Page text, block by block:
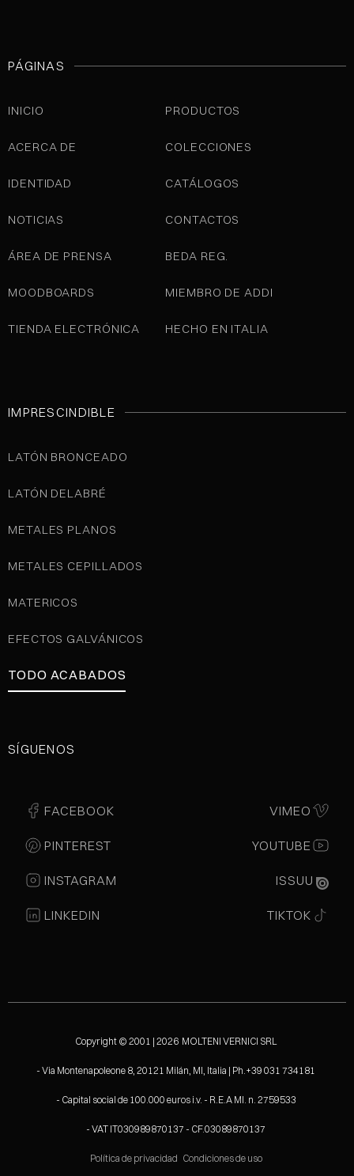
PÁGINAS
INICIO
ACERCA DE
IDENTIDAD
NOTICIAS
ÁREA DE PRENSA
MOODBOARDS
TIENDA ELECTRÓNICA
PRODUCTOS
COLECCIONES
CATÁLOGOS
CONTACTOS
BEDA REG.
MIEMBRO DE ADDI
HECHO EN ITALIA
IMPRESCINDIBLE
LATÓN BRONCEADO
LATÓN DELABRÉ
METALES PLANOS
METALES CEPILLADOS
MATERICOS
EFECTOS GALVÁNICOS
TODO ACABADOS
SÍGUENOS
FACEBOOK
PINTEREST
INSTAGRAM
LINKEDIN
VIMEO
YOUTUBE
ISSUU
TIKTOK
Copyright © 2001 | 2026 MOLTENI VERNICI SRL
- Via Montenapoleone 8, 20121 Milán, MI, Italia | Ph.+39 031 734181
- Capital social de 100.000 euros i.v. - R.E.A MI. n. 2759533
- VAT IT030989870137 - CF.03089870137
Política de privacidad Condiciones de uso